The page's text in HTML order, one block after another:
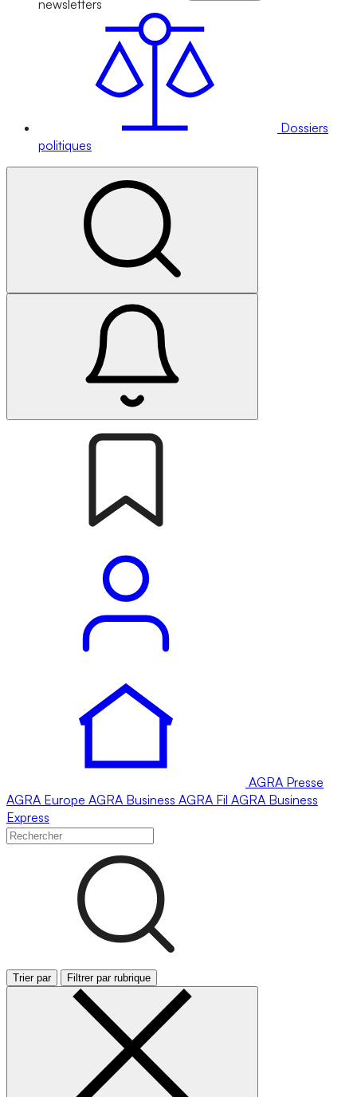
newsletters
Dossiers
politiques
AGRA Presse
AGRA Europe AGRA Business AGRA Fil AGRA Business
Express
Trier par Filtrer par rubrique